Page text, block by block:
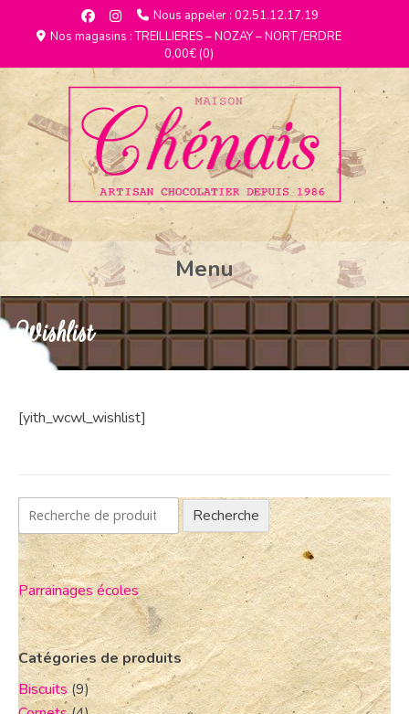
Nous appeler : 02.51.12.17.19
Nos magasins : TREILLIERES – NOZAY – NORT /ERDRE
0,00€(0)
Menu
Wishlist
[yith_wcwl_wishlist]
Recherche
Parrainages écoles
Catégories de produits
Biscuits(9)